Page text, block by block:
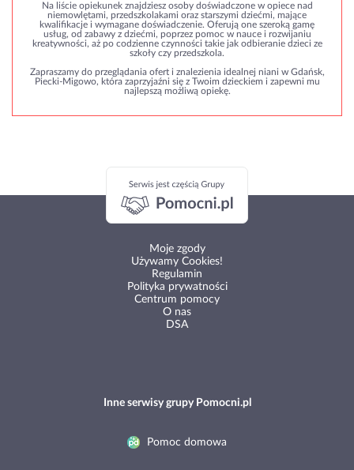
Na liście opiekunek znajdziesz osoby doświadczone w opiece nad
niemowlętami, przedszkolakami oraz starszymi dziećmi, mające
kwalifikacje i wymagane doświadczenie. Oferują one szeroką gamę
usług, od zabawy z dziećmi, poprzez pomoc w nauce i rozwijaniu
kreatywności, aż po codzienne czynności takie jak odbieranie dzieci ze
szkoły czy przedszkola.
Zapraszamy do przeglądania ofert i znalezienia idealnej niani w Gdańsk,
Piecki-Migowo, która zaprzyjaźni się z Twoim dzieckiem i zapewni mu
najlepszą możliwą opiekę.
Moje zgody
Używamy Cookies!
Regulamin
Polityka prywatności
Centrum pomocy
O nas
DSA
Inne serwisy grupy Pomocni.pl
Pomoc domowa